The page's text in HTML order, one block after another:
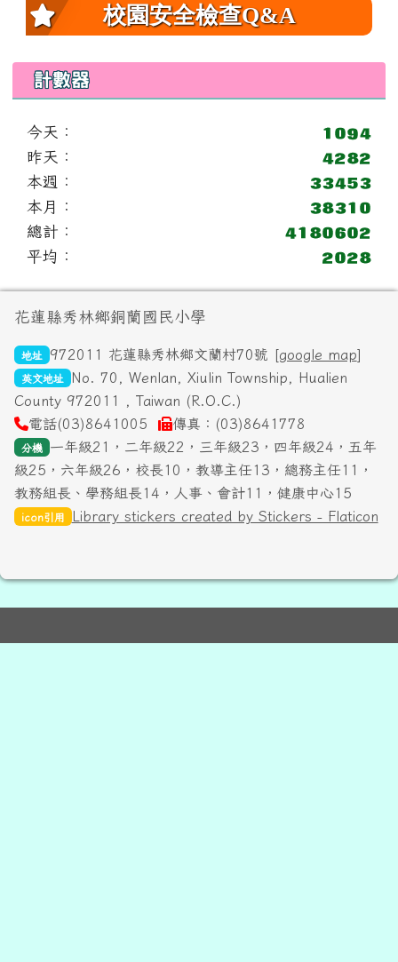
校園安全檢查Q&A
計數器
今天：
昨天：
本週：
本月：
總計：
平均：
頁尾區域內容
花蓮縣秀林鄉銅蘭國民小學
地址 972011 花蓮縣秀林鄉文蘭村70號 [google map]
英文地址
No. 70, Wenlan, Xiulin Township, Hualien
County 972011 , Taiwan (R.O.C.)
電話(03)8641005
傳真：(03)8641778
分機
一年級21，二年級22，三年級23，四年級24，五年
級25，六年級26，校長10，教導主任13，總務主任11，
教務組長、學務組長14，人事、會計11，健康中心15
icon引用 Library stickers created by Stickers - Flaticon